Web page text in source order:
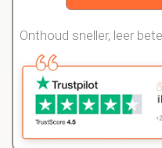
Onthoud sneller, leer